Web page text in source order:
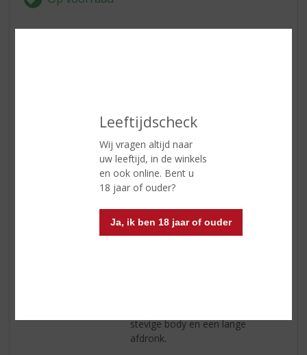
Leeftijdscheck
Wij vragen altijd naar
uw leeftijd, in de winkels
en ook online. Bent u
18 jaar of ouder?
Ja, ik ben 18 jaar of ouder
Alcoholpercentage
13.5% vol
Rood
Smaaktype Wijn
Robuust & Intens
Robijnrood
stevige body en een lange
afdronk.